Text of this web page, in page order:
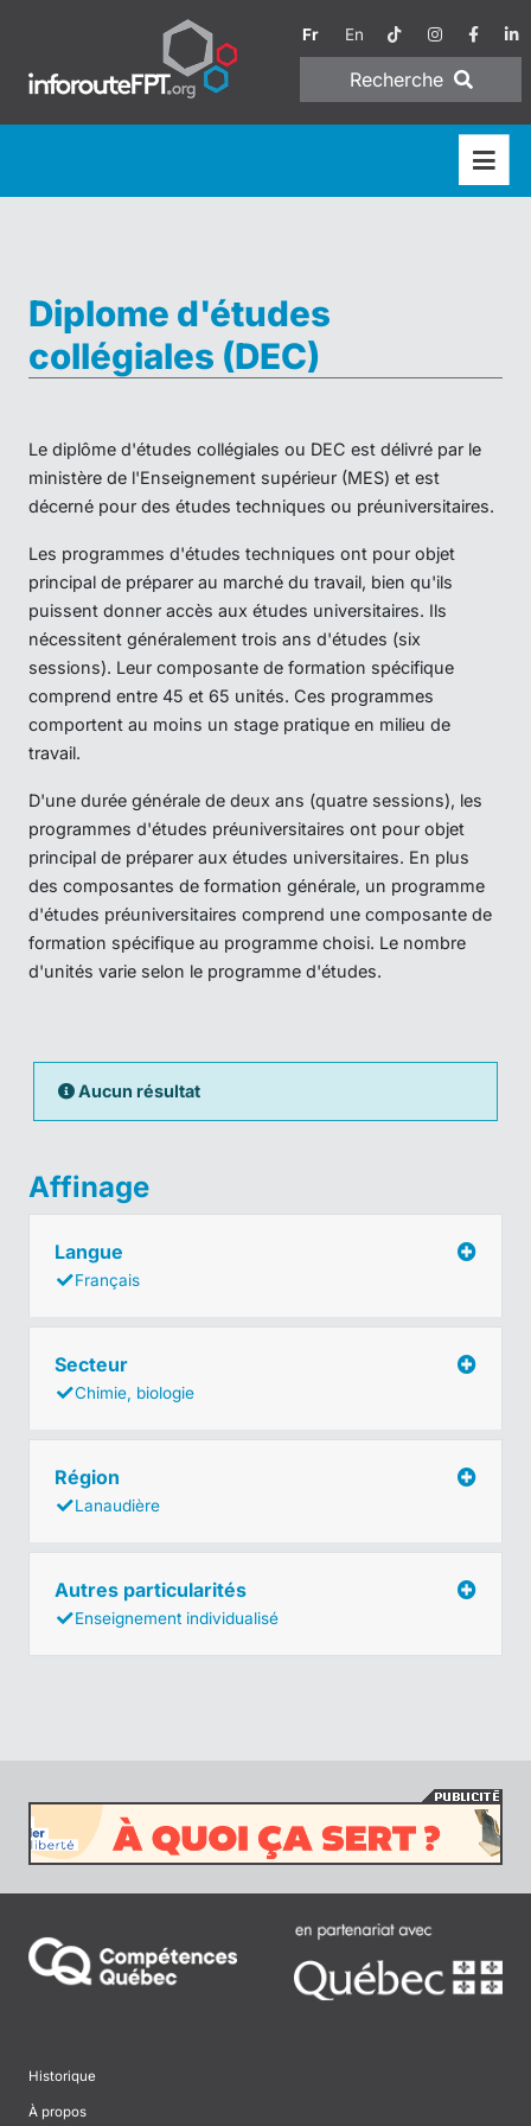
Fr En
Recherche
Diplome d'études
collégiales (DEC)
Le diplôme d'études collégiales ou DEC est délivré par le
ministère de l'Enseignement supérieur (MES) et est
décerné pour des études techniques ou préuniversitaires.
Les programmes d'études techniques ont pour objet
principal de préparer au marché du travail, bien qu'ils
puissent donner accès aux études universitaires. Ils
nécessitent généralement trois ans d'études (six
sessions). Leur composante de formation spécifique
comprend entre 45 et 65 unités. Ces programmes
comportent au moins un stage pratique en milieu de
travail.
D'une durée générale de deux ans (quatre sessions), les
programmes d'études préuniversitaires ont pour objet
principal de préparer aux études universitaires. En plus
des composantes de formation générale, un programme
d'études préuniversitaires comprend une composante de
formation spécifique au programme choisi. Le nombre
d'unités varie selon le programme d'études.
Aucun résultat
Affinage
Langue
Français
Secteur
Chimie, biologie
Région
Lanaudière
Autres particularités
Enseignement individualisé
Historique
À propos